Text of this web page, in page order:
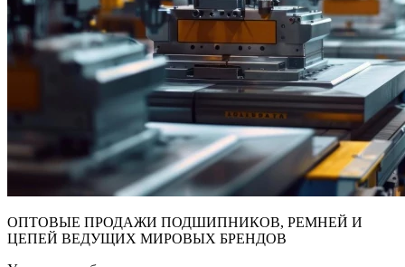
ОПТОВЫЕ ПРОДАЖИ ПОДШИПНИКОВ, РЕМНЕЙ И
ЦЕПЕЙ ВЕДУЩИХ МИРОВЫХ БРЕНДОВ